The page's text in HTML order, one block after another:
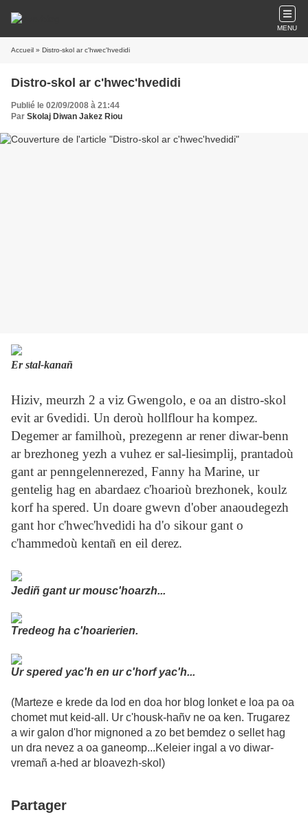
MENU
Accueil » Distro-skol ar c'hwec'hvedidi
Distro-skol ar c'hwec'hvedidi
Publié le 02/09/2008 à 21:44
Par Skolaj Diwan Jakez Riou
Er stal-kanañ
Hiziv, meurzh 2 a viz Gwengolo, e oa an distro-skol
evit ar 6vedidi. Un deroù hollflour ha kompez.
Degemer ar familhoù, prezegenn ar rener diwar-benn
ar brezhoneg yezh a vuhez er sal-liesimplij, prantadoù
gant ar penngelennerezed, Fanny ha Marine, ur
gentelig hag en abardaez c'hoarioù brezhonek, koulz
korf ha spered. Un doare gwevn d'ober anaoudegezh
gant hor c'hwec'hvedidi ha d'o sikour gant o
c'hammedoù kentañ en eil derez.
Jediñ gant ur mousc'hoarzh...
Tredeog ha c'hoarierien.
Ur spered yac'h en ur c'horf yac'h...
(Marteze e krede da lod en doa hor blog lonket e loa pa oa
chomet mut keid-all. Ur c'housk-hañv ne oa ken. Trugarez
a wir galon d'hor mignoned a zo bet bemdez o sellet hag
un dra nevez a oa ganeomp...Keleier ingal a vo diwar-
vremañ a-hed ar bloavezh-skol)
Partager